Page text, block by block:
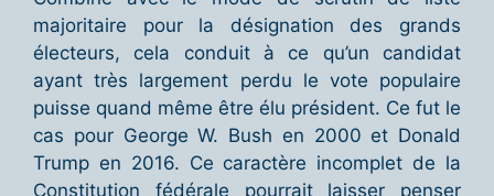
majoritaire pour la désignation des grands
électeurs, cela conduit à ce qu’un candidat
ayant très largement perdu le vote populaire
puisse quand même être élu président. Ce fut le
cas pour George W. Bush en 2000 et Donald
Trump en 2016. Ce caractère incomplet de la
Constitution fédérale pourrait laisser penser